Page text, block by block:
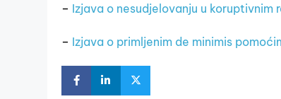
– Izjava o nesudjelovanju u koruptivnim
– Izjava o primljenim de minimis